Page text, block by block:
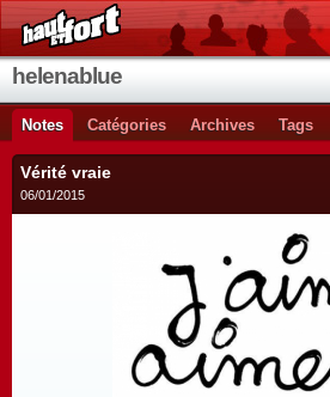
helenablue
Notes Catégories Archives Tags
Vérité vraie
06/01/2015